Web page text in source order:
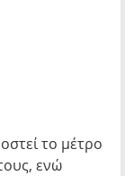
το μέτρο
ενώ